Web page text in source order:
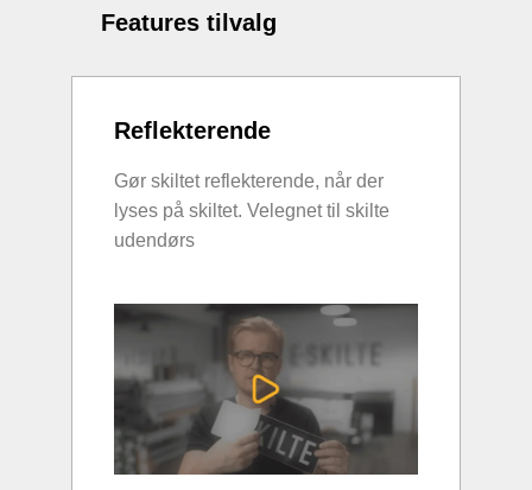
Features tilvalg
Reflekterende
Gør skiltet reflekterende, når der
lyses på skiltet. Velegnet til skilte
udendørs